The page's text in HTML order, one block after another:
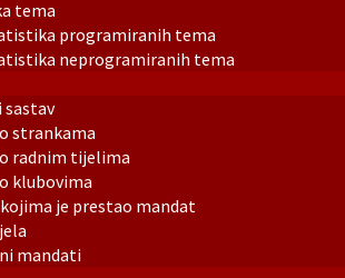
tema
programiranih tema
neprogramiranih tema
sastav
strankama
radnim tijelima
klubovima
je prestao mandat
mandati